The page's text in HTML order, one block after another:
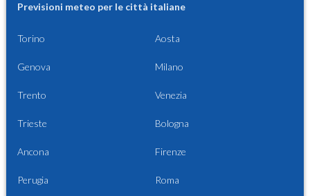
Previsioni meteo per le città italiane
Torino Aosta
Genova Milano
Trento Venezia
Trieste Bologna
Ancona Firenze
Perugia Roma